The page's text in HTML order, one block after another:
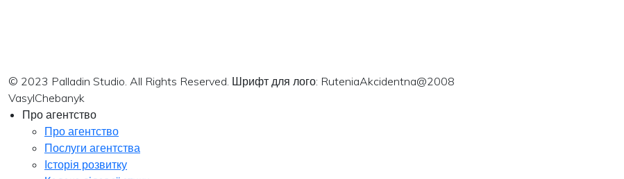
© 2023 Palladin Studio. All Rights Reserved. Шрифт для лого: RuteniaAkcidentna@2008
VasylChebanyk
Про агентство
Про агентство
Послуги агентства
Історія розвитку